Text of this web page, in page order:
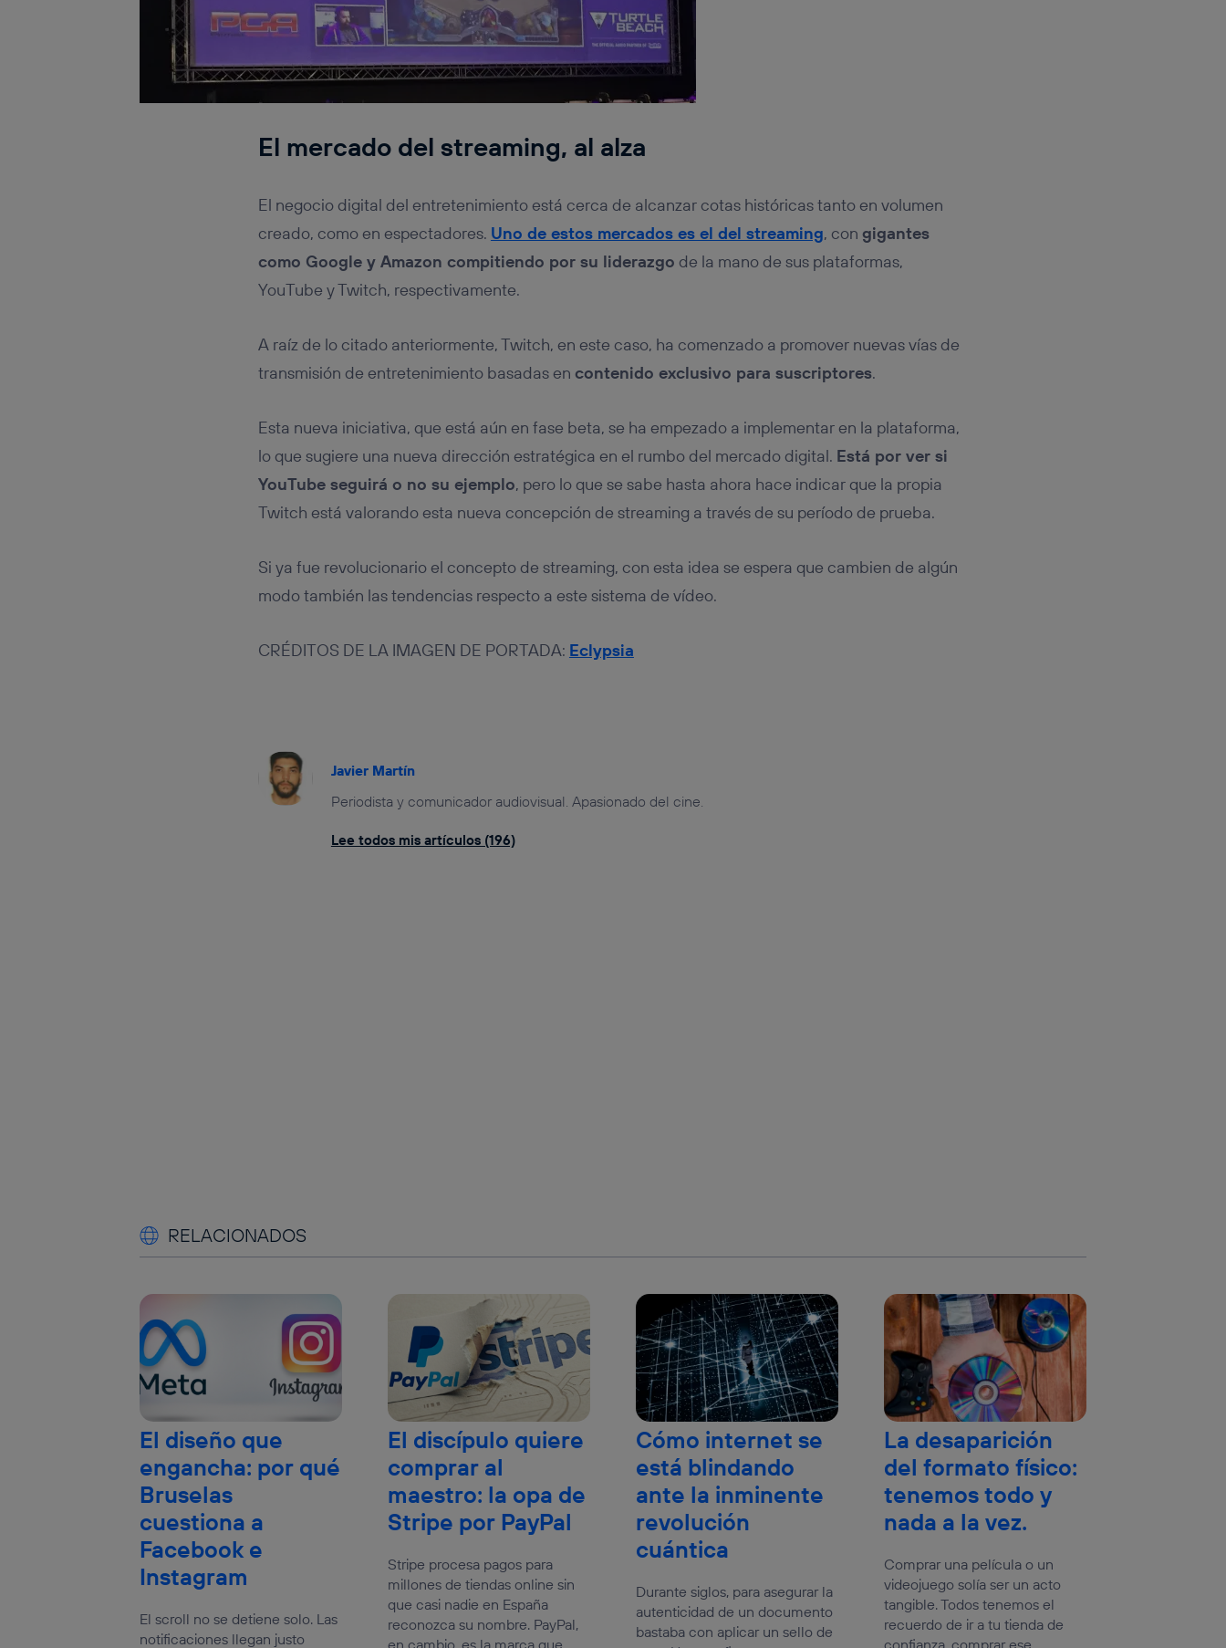
El mercado del streaming, al alza
El negocio digital del entretenimiento está cerca de alcanzar cotas históricas tanto en volumen
creado, como en espectadores. Uno de estos mercados es el del streaming, con gigantes
como Google y Amazon compitiendo por su liderazgo de la mano de sus plataformas,
YouTube y Twitch, respectivamente.
A raíz de lo citado anteriormente, Twitch, en este caso, ha comenzado a promover nuevas vías de
transmisión de entretenimiento basadas en contenido exclusivo para suscriptores.
Esta nueva iniciativa, que está aún en fase beta, se ha empezado a implementar en la plataforma,
lo que sugiere una nueva dirección estratégica en el rumbo del mercado digital. Está por ver si
YouTube seguirá o no su ejemplo, pero lo que se sabe hasta ahora hace indicar que la propia
Twitch está valorando esta nueva concepción de streaming a través de su período de prueba.
Si ya fue revolucionario el concepto de streaming, con esta idea se espera que cambien de algún
modo también las tendencias respecto a este sistema de vídeo.
CRÉDITOS DE LA IMAGEN DE PORTADA: Eclypsia
Javier Martín
Periodista y comunicador audiovisual. Apasionado del cine.
Lee todos mis artículos (196)
RELACIONADOS
El diseño que
engancha: por qué
Bruselas
cuestiona a
Facebook e
Instagram
El scroll no se detiene solo. Las
notificaciones llegan justo
El discípulo quiere
comprar al
maestro: la opa de
Stripe por PayPal
Stripe procesa pagos para
millones de tiendas online sin
que casi nadie en España
reconozca su nombre. PayPal,
en cambio, es la marca que...
Cómo internet se
está blindando
ante la inminente
revolución
cuántica
Durante siglos, para asegurar la
autenticidad de un documento
bastaba con aplicar un sello de
La desaparición
del formato físico:
tenemos todo y
nada a la vez.
Comprar una película o un
videojuego solía ser un acto
tangible. Todos tenemos el
recuerdo de ir a tu tienda de
confianza, comprar ese...